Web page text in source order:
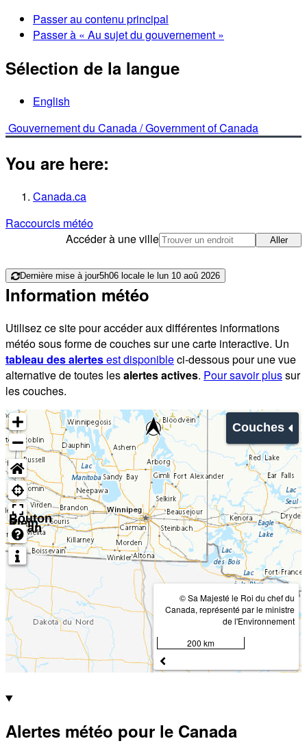
Passer au contenu principal
Passer à « Au sujet du gouvernement »
Sélection de la langue
English
Gouvernement du Canada /Government of Canada
You are here:
Canada.ca
Raccourcis météo
Accéder à une ville
Aller
Dernière mise à jour5h06 locale le lun 10 aoû 2026
Information météo
Utilisez ce site pour accéder aux différentes informations
météo sous forme de couches sur une carte interactive. Un
tableau des alertesest disponibleci-dessous pour une vue
alternative de toutes lesalertes actives. Pour savoir plussur
les couches.
Couches
Bouton
Plein
écran
© Sa Majesté le Roi du chef du
Canada, représenté par le ministre
de l'Environnement
200 km
Alertes météo pour le Canada